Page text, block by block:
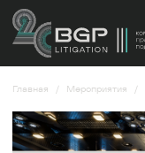
Главная Мероприятия